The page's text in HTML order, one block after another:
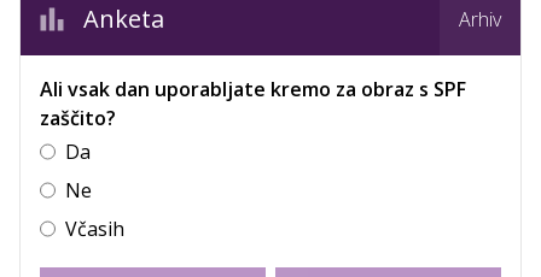
Anketa Arhiv
Ali vsak dan uporabljate kremo za obraz s SPF
zaščito?
Da
Ne
Včasih